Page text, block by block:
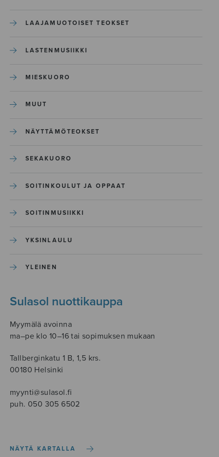
LAAJAMUOTOISET TEOKSET
LASTENMUSIIKKI
MIESKUORO
MUUT
NÄYTTÄMÖTEOKSET
SEKAKUORO
SOITINKOULUT JA OPPAAT
SOITINMUSIIKKI
YKSINLAULU
YLEINEN
Sulasol nuottikauppa
Myymälä avoinna
ma–pe klo 10–16 tai sopimuksen mukaan
Tallberginkatu 1 B, 1,5 krs.
00180 Helsinki
myynti@sulasol.fi
puh. 050 305 6502
NÄYTÄ KARTALLA